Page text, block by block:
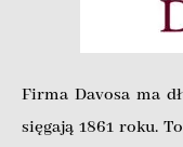
Firma Davosa ma
sięgają 1861 roku.